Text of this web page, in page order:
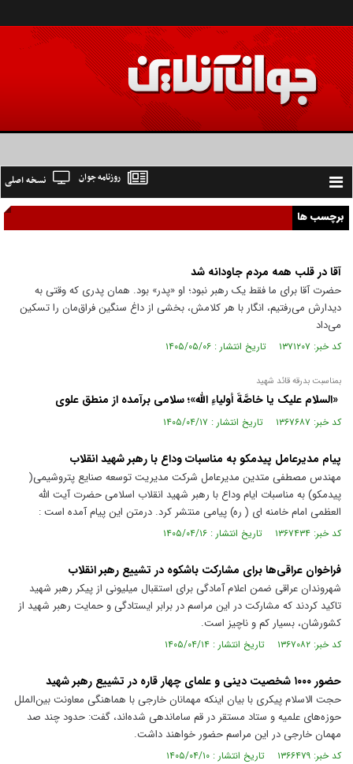
Toggle
navigation
نسخه اصلی روزنامه جوان
برچسب ها
آقا در قلب همه مردم جاودانه شد
حضرت آقا برای ما فقط یک رهبر نبود؛ او «پدر» بود. همان پدری که وقتی به
دیدارش می‌رفتیم، انگار با هر کلامش، بخشی از داغ سنگین فراق‌مان را تسکین
می‌داد
کد خبر: ۱۳۷۱۲۰۷ تاریخ انتشار : ۱۴۰۵/۰۵/۰۶
بمناسبت بدرقه قائد شهید
«السلام علیک یا خاصَّةَ أولیاءِ الله»؛ سلامی برآمده از منطق علوی
کد خبر: ۱۳۶۷۶۸۷ تاریخ انتشار : ۱۴۰۵/۰۴/۱۷
پیام مدیرعامل پیدمکو به مناسبات وداع با رهبر شهید انقلاب
مهندس مصطفی متدین مدیرعامل شرکت مدیریت توسعه صنایع پتروشیمی(
پیدمکو) به مناسبات ایام وداع با رهبر شهید انقلاب اسلامی حضرت آیت الله
العظمی امام خامنه ای ( ره) پیامی منتشر کرد. درمتن این پیام آمده است :
کد خبر: ۱۳۶۷۴۳۴ تاریخ انتشار : ۱۴۰۵/۰۴/۱۶
فراخوان عراقی‌ها برای مشارکت باشکوه در تشییع رهبر انقلاب
شهروندان عراقی ضمن اعلام آمادگی برای استقبال میلیونی از پیکر رهبر شهید
تاکید کردند که مشارکت در این مراسم در برابر ایستادگی و حمایت رهبر شهید از
کشورشان، بسیار کم و ناچیز است.
کد خبر: ۱۳۶۷۰۸۲ تاریخ انتشار : ۱۴۰۵/۰۴/۱۴
حضور ۱۰۰۰ شخصیت‌ دینی و علمای چهار قاره در تشییع رهبر شهید
حجت الاسلام پیکری با بیان اینکه مهمانان خارجی با هماهنگی معاونت بین‌الملل
حوزه‌های علمیه و ستاد مستقر در قم ساماندهی شده‌اند، گفت: حدود چند صد
مهمان خارجی در این مراسم حضور خواهند داشت.
کد خبر: ۱۳۶۶۴۷۹ تاریخ انتشار : ۱۴۰۵/۰۴/۱۰